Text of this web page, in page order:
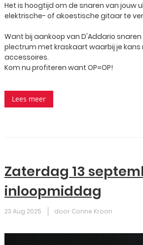
Het is hoogtijd om de snaren van jouw
elektrische- of akoestische gitaar te
Want bij aankoop van D'Addario snaren
plectrum met kraskaart waarbij je
accessoires.
Kom nu profiteren want OP=OP!
Lees meer
Zaterdag 13
inloopmiddag
23 Aug 2025 door Corine Kroon